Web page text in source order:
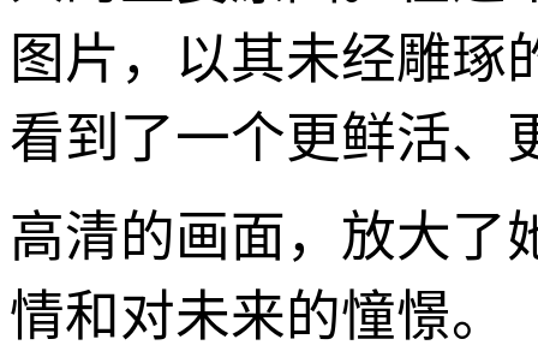
图片，以其未经雕琢
看到了一个更鲜活、
高清的画面，放大了
情和对未来的憧憬。